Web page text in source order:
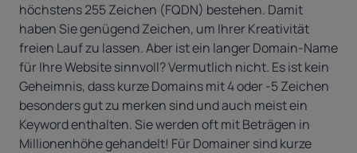
höchstens 255 Zeichen (FQDN) bestehen. Damit
haben Sie genügend Zeichen, um Ihrer Kreativität
freien Lauf zu lassen. Aber ist ein langer Domain-Name
für Ihre Website sinnvoll? Vermutlich nicht. Es ist kein
Geheimnis, dass kurze Domains mit 4 oder -5 Zeichen
besonders gut zu merken sind und auch meist ein
Keyword enthalten. Sie werden oft mit Beträgen in
Millionenhöhe gehandelt! Für Domainer sind kurze